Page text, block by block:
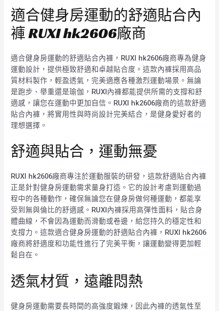
適合健身房運動的舒適貼合內
褲 RUXI hk2606廠商
適合健身房運動的舒適貼合內褲，RUXI hk2606廠商專為健身
運動設計，提供極致舒適和卓越貼合度。這款內褲採用高品
質材料製作，輕盈透氣，完美適應各種激烈運動場景。無論
是跑步、舉重還是瑜伽，RUXI內褲都能提供所需的支撐和舒
適感，讓您在運動中更加自信。RUXI hk2606廠商的這款舒適
貼合內褲，將實用性與時尚設計完美結合，是健身愛好者的
理想選擇。
舒適與貼合，運動無憂
RUXI hk2606廠商專注於運動服裝的研發，這款舒適貼合內褲
正是針對健身房運動需求量身打造。它的設計考慮到運動過
程中的各種動作，確保無論您在健身房做何種運動，都能享
受到無與倫比的舒適感。RUXI內褲採用高彈性面料，貼合身
體曲線，不會因為運動而滑動或卷邊，給您持久的穩定性和
支撐力。這款適合健身房運動的舒適貼合內褲，RUXI hk2606
廠商將舒適度和功能性進行了完美平衡，讓運動變得更加輕
鬆自在。
透氣材質，遠離悶熱
健身房運動需要長時間的高強度鍛煉，因此內褲的透氣性至